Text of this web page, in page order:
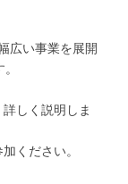
広い事業を展開
しく説明しま
ください。